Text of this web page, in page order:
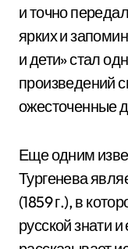
и точно
ярких и
и дети» стал
произведений
ожесточенные
Еще одним
Тургенева
(1859 г.), в
русской знати